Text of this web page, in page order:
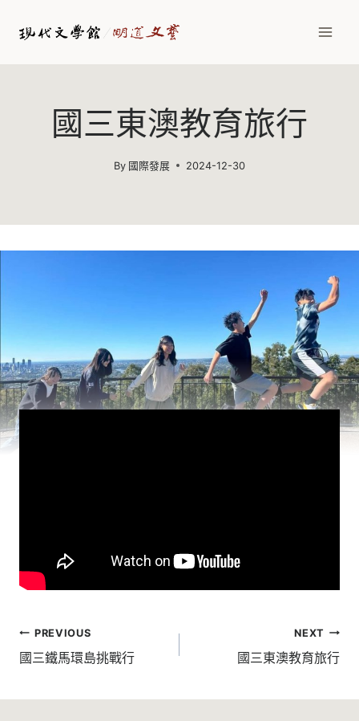
國三東澳教育旅行
By 國際發展 2024-12-30
文
章
導
PREVIOUS
國三鐵馬環島挑戰行
NEXT
國三東澳教育旅行